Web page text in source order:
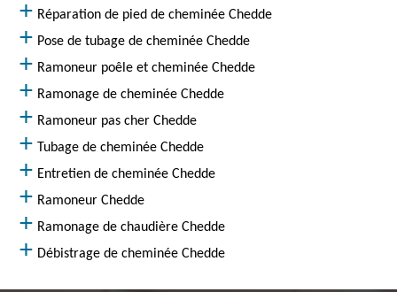
Réparation de pied de cheminée Chedde
Pose de tubage de cheminée Chedde
Ramoneur poêle et cheminée Chedde
Ramonage de cheminée Chedde
Ramoneur pas cher Chedde
Tubage de cheminée Chedde
Entretien de cheminée Chedde
Ramoneur Chedde
Ramonage de chaudière Chedde
Débistrage de cheminée Chedde